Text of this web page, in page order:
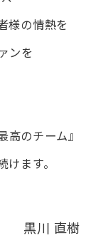
様の​情熱を​
ンを​
の​チーム』
ます。
黒川 直樹